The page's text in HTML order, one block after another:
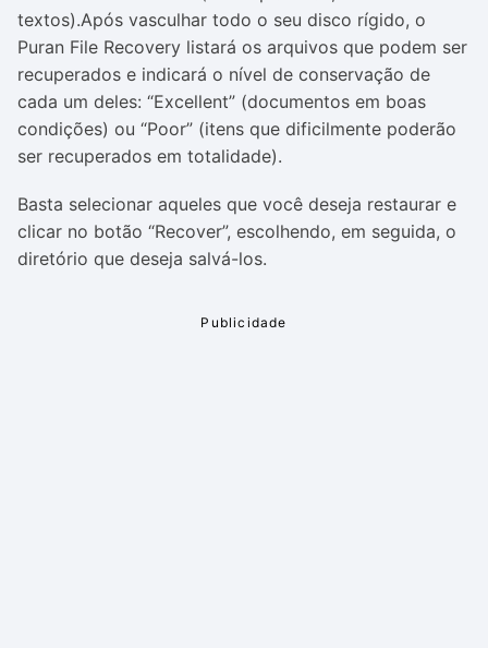
textos).Após vasculhar todo o seu disco rígido, o
Puran File Recovery listará os arquivos que podem ser
recuperados e indicará o nível de conservação de
cada um deles: “Excellent” (documentos em boas
condições) ou “Poor” (itens que dificilmente poderão
ser recuperados em totalidade).
Basta selecionar aqueles que você deseja restaurar e
clicar no botão “Recover”, escolhendo, em seguida, o
diretório que deseja salvá-los.